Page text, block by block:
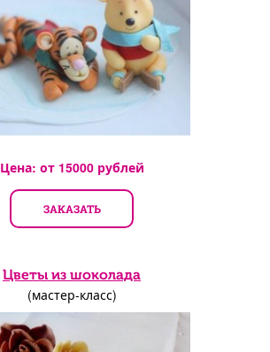
Цена: от 15000рублей
ЗАКАЗАТЬ
Цветы из шоколада
(мастер-класс)